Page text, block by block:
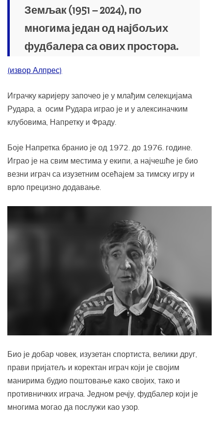
Земљак (1951 – 2024), по
многима један од најбољих
фудбалера са ових простора.
(извор Алпрес)
Играчку каријеру започео је у млађим селекцијама
Рудара, а осим Рудара играо је и у алексиначким
клубовима, Напретку и Фраду.
Боје Напретка бранио је од 1972. до 1976. године.
Играо је на свим местима у екипи, а најчешће је био
везни играч са изузетним осећајем за тимску игру и
врло прецизно додавање.
Био је добар човек, изузетан спортиста, велики друг,
прави пријатељ и коректан играч који је својим
манирима будио поштовање како својих, тако и
противничких играча. Једном речју, фудбалер који је
многима могао да послужи као узор.